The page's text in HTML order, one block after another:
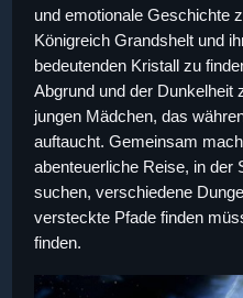
und emotionale Geschichte
Königreich Grandshelt und
bedeutenden Kristall zu
Abgrund und der Dunkelheit
jungen Mädchen, das
auftaucht. Gemeinsam
abenteuerliche Reise, in der
suchen, verschiedene
versteckte Pfade finden
finden.